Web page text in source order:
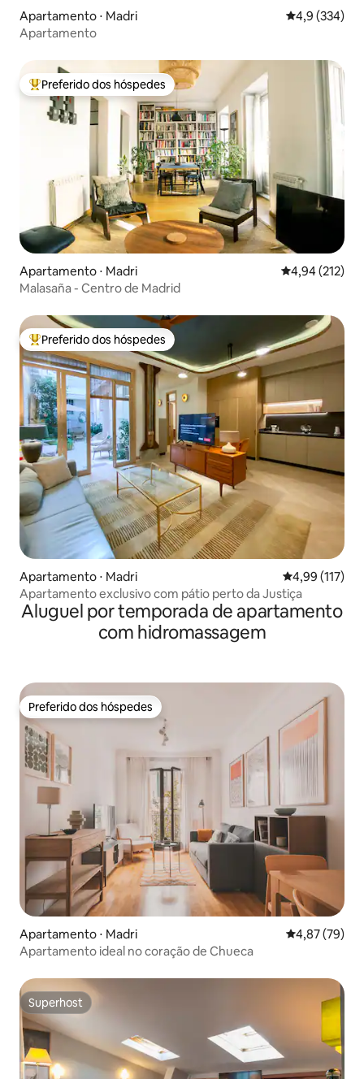
Apartamento ⋅ Madri 4,9 de uma
4,9 (334)
Apartamento
Entre os melhores preferidos dos hóspedes
Preferido dos hóspedes
Apartamento ⋅ Madri 4,94 de uma
4,94 (212)
Malasaña - Centro de Madrid
Entre os melhores preferidos dos hóspedes
Preferido dos hóspedes
Apartamento ⋅ Madri 4,99 de uma
4,99 (117)
Apartamento exclusivo com pátio perto da Justiça
Aluguel por temporada de apartamento
com hidromassagem
Preferido dos hóspedes
Preferido dos hóspedes
Apartamento ⋅ Madri 4,87 de uma
4,87 (79)
Apartamento ideal no coração de Chueca
Superhost
Superhost